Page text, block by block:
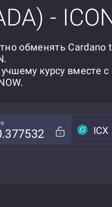
-
обменять Cardano
курсу вместе с
ICX